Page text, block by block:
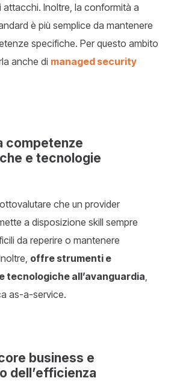
attacchi. Inoltre, la conformità a
è più semplice da mantenere
specifiche. Per questo ambito
anche di managed security
competenze
e tecnologie
che un provider
a disposizione skill sempre
da reperire o mantenere
offre strumenti e
all’avanguardia,
as-a-service.
business e
dell’efficienza